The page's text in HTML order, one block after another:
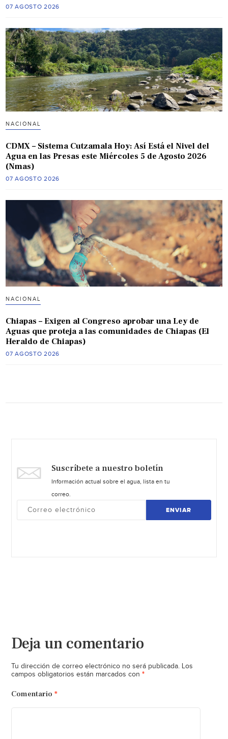
07 AGOSTO 2026
NACIONAL
CDMX – Sistema Cutzamala Hoy: Así Está el Nivel del
Agua en las Presas este Miércoles 5 de Agosto 2026
(Nmas)
07 AGOSTO 2026
NACIONAL
Chiapas – Exigen al Congreso aprobar una Ley de
Aguas que proteja a las comunidades de Chiapas (El
Heraldo de Chiapas)
07 AGOSTO 2026
Suscríbete a nuestro boletín
Información actual sobre el agua, lista en tu
correo.
ENVIAR
Deja un comentario
Tu dirección de correo electrónico no será publicada. Los
campos obligatorios están marcados con *
Comentario *